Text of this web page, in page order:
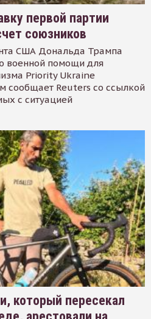
первой партии
союзников
США Дональда Трампа
военной помощи для
Priority Ukraine
сообщает Reuters со ссылкой
с ситуацией
который пересекал